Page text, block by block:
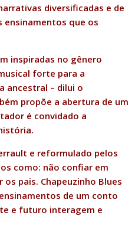
diversificadas e de
ensinamentos que os
inspiradas no gênero
forte para a
ancestral – dilui o
propõe a abertura de um
é convidado a
e reformulado pelos
como: não confiar em
pais. Chapeuzinho Blues
de um conto
e futuro interagem e